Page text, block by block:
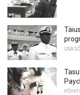
USA